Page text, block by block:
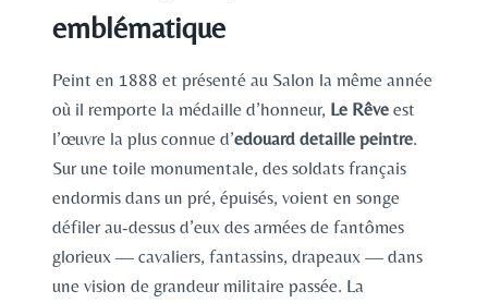
emblématique
Peint en 1888 et présenté au Salon la même année
où il remporte la médaille d’honneur, Le Rêve est
l’œuvre la plus connue d’edouard detaille peintre.
Sur une toile monumentale, des soldats français
endormis dans un pré, épuisés, voient en songe
défiler au-dessus d’eux des armées de fantômes
glorieux — cavaliers, fantassins, drapeaux — dans
une vision de grandeur militaire passée. La